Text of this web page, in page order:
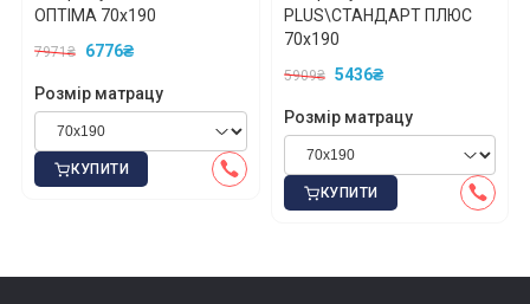
ОПТІМА 70x190
7971₴ 6776₴
Розмір матрацу
КУПИТИ
PLUS\СТАНДАРТ ПЛЮС
70x190
5909₴ 5436₴
Розмір матрацу
КУПИТИ